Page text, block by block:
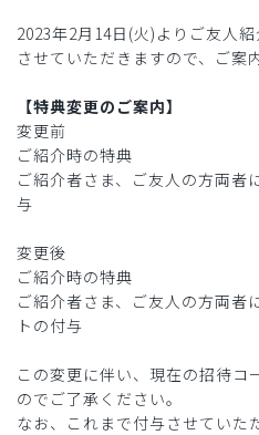
2023年2月14日(火)よりご友人
させていただきますので、ご案
【特典変更のご案内】
変更前
ご紹介時の特典
ご紹介者さま、ご友人の方両者
与
変更後
ご紹介時の特典
ご紹介者さま、ご友人の方両者
トの付与
この変更に伴い、現在の招待コ
のでご了承ください。
なお、これまで付与させていた